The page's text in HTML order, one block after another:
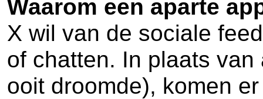
Waarom een aparte
X wil van de sociale
of chatten. In plaats van
ooit droomde), komen